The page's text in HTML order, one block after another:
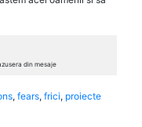
din mesaje
, fears, frici, proiecte